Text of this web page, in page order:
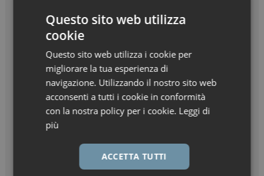
Questo sito web utilizza
cookie
Questo sito web utilizza i cookie per
migliorare la tua esperienza di
navigazione. Utilizzando il nostro sito web
acconsenti a tutti i cookie in conformità
con la nostra policy per i cookie. Leggi di
più
ACCETTA TUTTI